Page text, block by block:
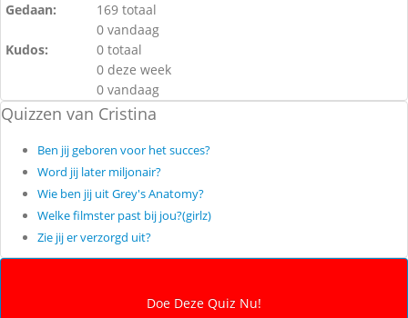
Gedaan:
169 totaal
0 vandaag
Kudos:
0 totaal
0 deze week
0 vandaag
Quizzen van Cristina
Ben jij geboren voor het succes?
Word jij later miljonair?
Wie ben jij uit Grey's Anatomy?
Welke filmster past bij jou?(girlz)
Zie jij er verzorgd uit?